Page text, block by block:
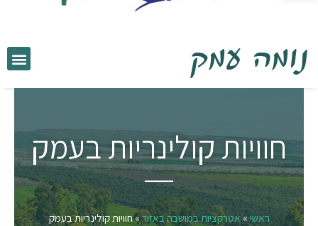
חוויות קולינריות בעמק
ראשי» אטרקציות במושבה באזור»חוויות קולינריות בעמק